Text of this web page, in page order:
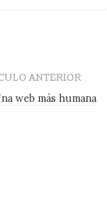
ANTERIOR
web más humana